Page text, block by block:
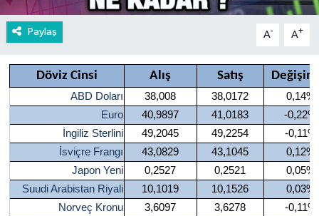
Paylaş A- A+
Döviz Cinsi Alış Satış Değişim
ABD Doları 38,008 38,0172
0,14%
Euro
40,9897 41,0183
-0,22%
İngiliz Sterlini
49,2045 49,2254
-0,11%
İsviçre Frangı
43,0829 43,1045
0,12%
Japon Yeni
0,2527 0,2521
0,05%
Suudi Arabistan Riyali
10,1019 10,1526
0,03%
Norveç Kronu
3,6097 3,6278
-0,11%